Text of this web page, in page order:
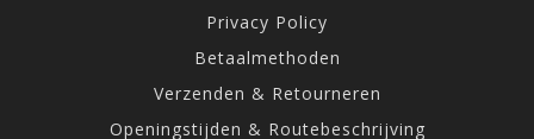
Privacy Policy
Betaalmethoden
Verzenden & Retourneren
Openingstijden & Routebeschrijving